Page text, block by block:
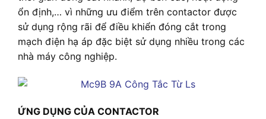
ổn định,… vì những ưu điểm trên contactor được
sử dụng rộng rãi để điều khiển đóng cắt trong
mạch điện hạ áp đặc biệt sử dụng nhiều trong các
nhà máy công nghiệp.
ỨNG DỤNG CỦA CONTACTOR